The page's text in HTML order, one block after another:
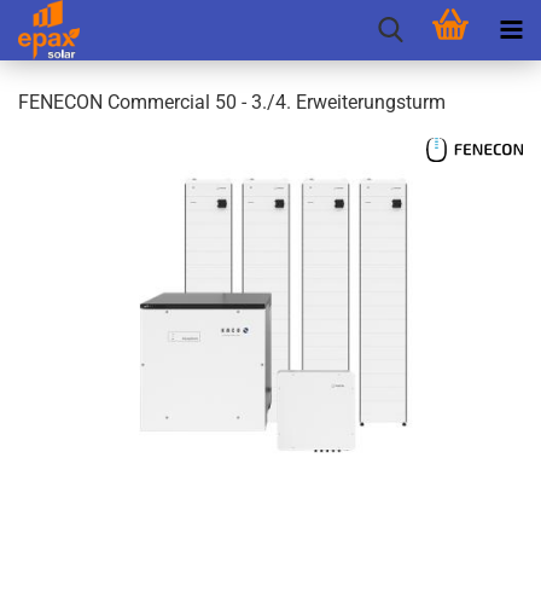
FEN­E­CON Com­mer­cial 50 - 3./4. Er­wei­te­rungs­turm